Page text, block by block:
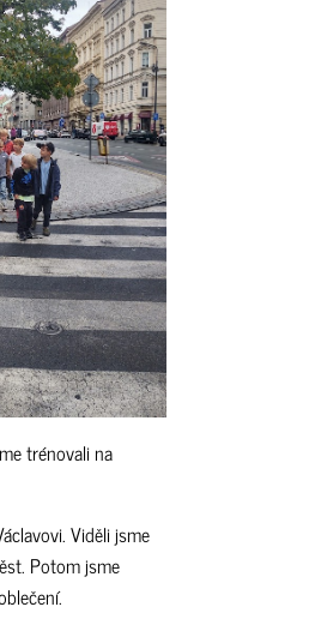
trénovali na
Viděli jsme
Potom jsme